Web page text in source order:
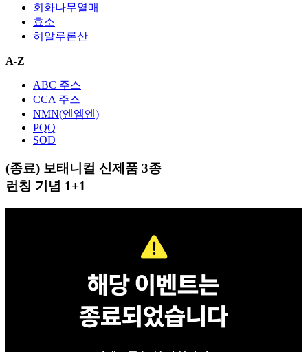
회화나무열매
효소
히알루론산
A-Z
ABC 주스
CCA 주스
NMN(엔엠엔)
PQQ
SOD
(종료) 보태니컬 신제품 3종
런칭 기념 1+1